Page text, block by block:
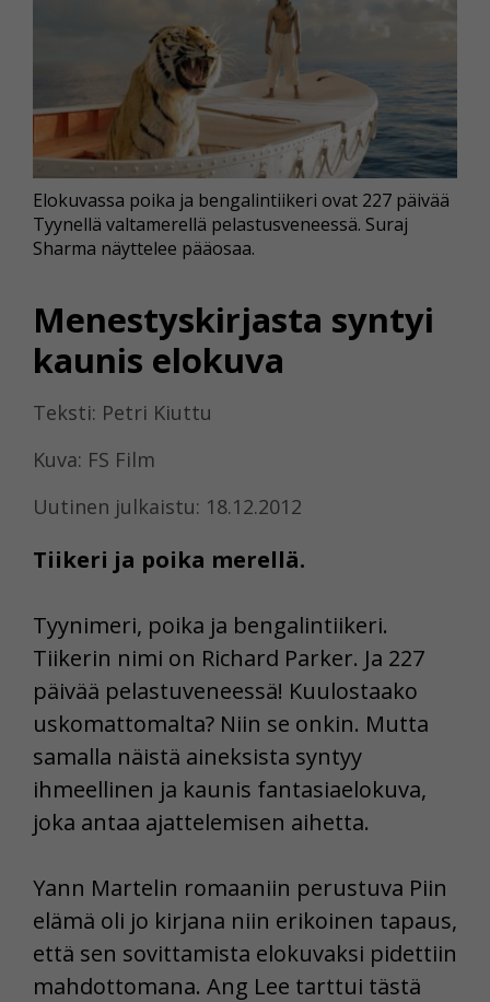
Menestyskirjasta syntyi
kaunis elokuva
Teksti: Petri Kiuttu
Kuva: FS Film
Uutinen julkaistu: 18.12.2012
Tiikeri ja poika merellä.
Elokuvassa poika ja bengalintiikeri ovat 227 päivää
Tyynellä valtamerellä pelastusveneessä. Suraj
Sharma näyttelee pääosaa.
Tyynimeri, poika ja bengalintiikeri.
Tiikerin nimi on Richard Parker. Ja 227
päivää pelastuveneessä! Kuulostaako
uskomattomalta? Niin se onkin. Mutta
samalla näistä aineksista syntyy
ihmeellinen ja kaunis fantasiaelokuva,
joka antaa ajattelemisen aihetta.
Yann Martelin romaaniin perustuva Piin
elämä oli jo kirjana niin erikoinen tapaus,
että sen sovittamista elokuvaksi pidettiin
mahdottomana. Ang Lee tarttui tästä